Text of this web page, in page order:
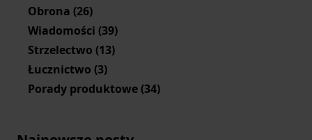
Obrona (26)
Wiadomości (39)
Strzelectwo (13)
Łucznictwo (3)
Porady produktowe (34)